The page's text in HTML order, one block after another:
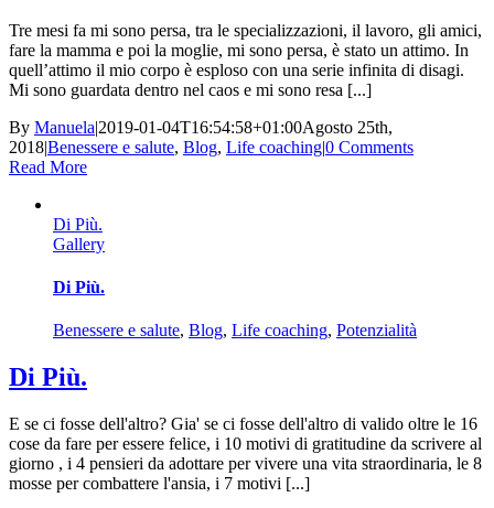
Tre mesi fa mi sono persa, tra le specializzazioni, il lavoro, gli amici,
fare la mamma e poi la moglie, mi sono persa, è stato un attimo. In
quell’attimo il mio corpo è esploso con una serie infinita di disagi.
Mi sono guardata dentro nel caos e mi sono resa [...]
By Manuela|2019-01-04T16:54:58+01:00Agosto 25th,
2018|Benessere e salute, Blog, Life coaching|0 Comments
Read More
Di Più.
Gallery
Di Più.
Benessere e salute, Blog, Life coaching, Potenzialità
Di Più.
E se ci fosse dell'altro? Gia' se ci fosse dell'altro di valido oltre le 16
cose da fare per essere felice, i 10 motivi di gratitudine da scrivere al
giorno , i 4 pensieri da adottare per vivere una vita straordinaria, le 8
mosse per combattere l'ansia, i 7 motivi [...]